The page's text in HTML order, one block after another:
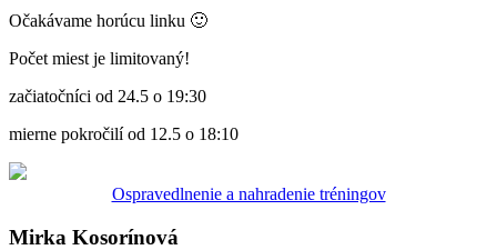
Očakávame horúcu linku 🙂
Počet miest je limitovaný!
začiatočníci od 24.5 o 19:30
mierne pokročilí od 12.5 o 18:10
Ospravedlnenie a nahradenie tréningov
Mirka Kosorínová